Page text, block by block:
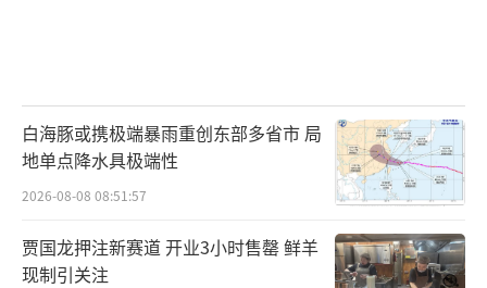
白海豚或携极端暴雨重创东部多省市 局
地单点降水具极端性
2026-08-08 08:51:57
贾国龙押注新赛道 开业3小时售罄 鲜羊
现制引关注